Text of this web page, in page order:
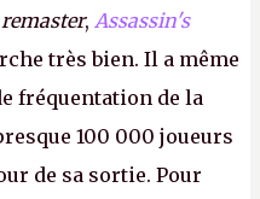
remaster, Assassin's
très bien. Il a même
fréquentation de la
100 000 joueurs
de sa sortie. Pour